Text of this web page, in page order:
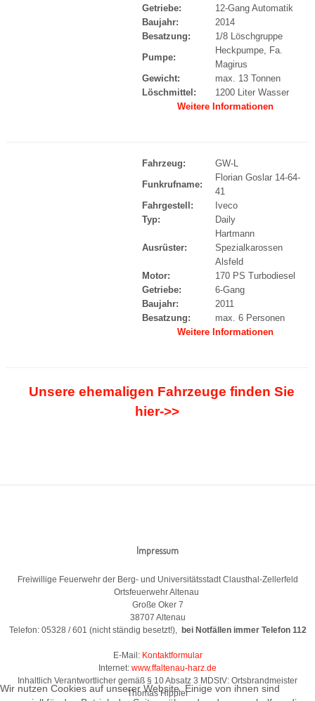
Getriebe:
12-Gang Automatik
Baujahr:
2014
Besatzung:
1/8 Löschgruppe
Pumpe:
Heckpumpe, Fa.
Magirus
Gewicht:
max. 13 Tonnen
Löschmittel:
1200 Liter Wasser
Weitere Informationen
Fahrzeug:
GW-L
Funkrufname:
Florian Goslar 14-64-
41
Fahrgestell:
Iveco
Typ:
Daily
Ausrüster:
Hartmann
Spezialkarossen
Alsfeld
Motor:
170 PS Turbodiesel
Getriebe:
6-Gang
Baujahr:
2011
Besatzung:
max. 6 Personen
Weitere Informationen
Unsere ehemaligen Fahrzeuge finden Sie
hier->>
Impressum
Freiwillige Feuerwehr der Berg- und Universitätsstadt Clausthal-Zellerfeld
Ortsfeuerwehr Altenau
Große Oker 7
38707 Altenau
Telefon: 05328 / 601 (nicht ständig besetzt!), bei Notfällen immer Telefon 112
E-Mail: Kontaktformular
Internet: www.ffaltenau-harz.de
Inhaltlich Verantwortlicher gemäß § 10 Absatz 3 MDStV: Ortsbrandmeister
Thomas Hippler
Wir nutzen Cookies auf unserer Website. Einige von ihnen sind